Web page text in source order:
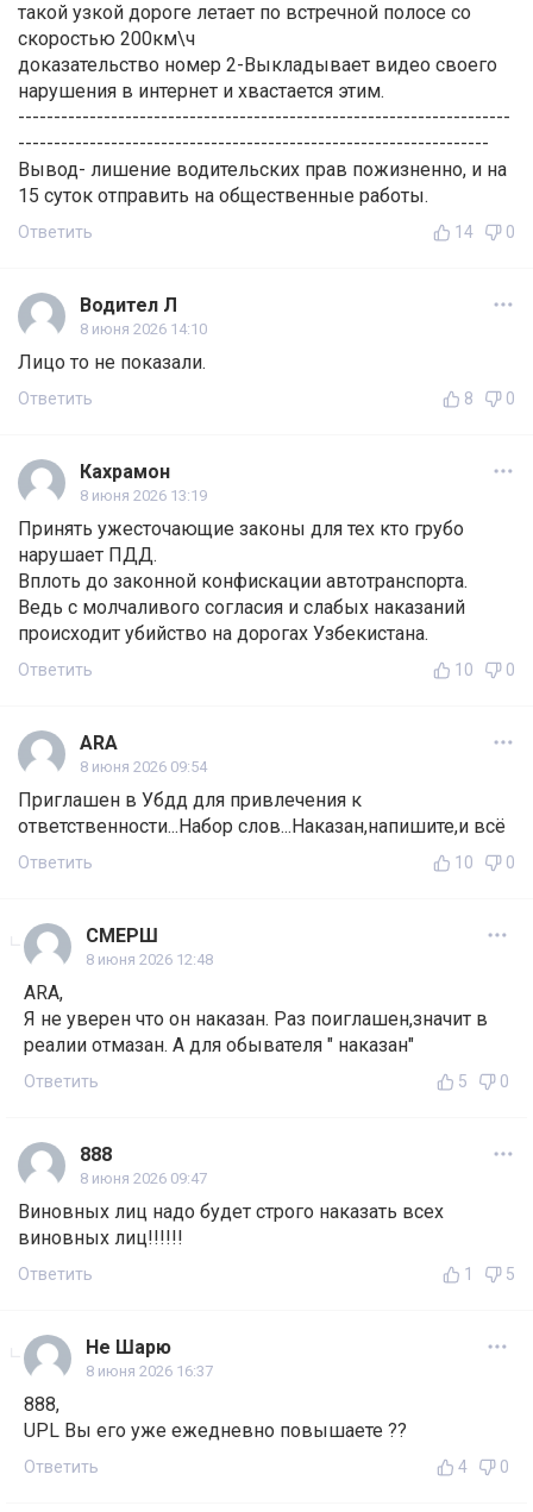
такой узкой дороге летает по встречной полосе со
скоростью 200км\ч
доказательство номер 2-Выкладывает видео своего
нарушения в интернет и хвастается этим.
---------------------------------------------------------------------
------------------------------------------------------------------
Вывод- лишение водительских прав пожизненно, и на
15 суток отправить на общественные работы.
Ответить 14 0
Водител Л
8 июня 2026 14:10
Лицо то не показали.
Ответить 8 0
Кахрамон
8 июня 2026 13:19
Принять ужесточающие законы для тех кто грубо
нарушает ПДД.
Вплоть до законной конфискации автотранспорта.
Ведь с молчаливого согласия и слабых наказаний
происходит убийство на дорогах Узбекистана.
Ответить 10 0
ARA
8 июня 2026 09:54
Приглашен в Убдд для привлечения к
ответственности...Набор слов...Наказан,напишите,и всё
Ответить 10 0
СМЕРШ
8 июня 2026 12:48
ARA,
Я не уверен что он наказан. Раз поиглашен,значит в
реалии отмазан. А для обывателя " наказан"
Ответить 5 0
888
8 июня 2026 09:47
Виновных лиц надо будет строго наказать всех
виновных лиц!!!!!!
Ответить 1 5
Не Шарю
8 июня 2026 16:37
888,
UPL Вы его уже ежедневно повышаете ??
Ответить 4 0